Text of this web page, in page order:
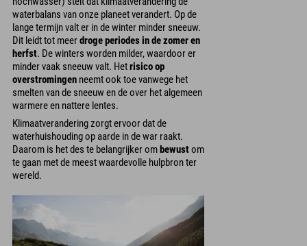
waterbalans van onze planeet verandert. Op de
lange termijn valt er in de winter minder sneeuw.
Dit leidt tot meerdroge periodes in de zomer en
herfst. De winters worden milder, waardoor er
minder vaak sneeuw valt. Hetrisico op
overstromingen neemt ook toe vanwege het
smelten van de sneeuw en de over het algemeen
warmere en nattere lentes.
Klimaatverandering zorgt ervoor dat de
waterhuishouding op aarde in de war raakt.
Daarom is het des te belangrijker om bewustom
te gaan met de meest waardevolle hulpbron ter
wereld.